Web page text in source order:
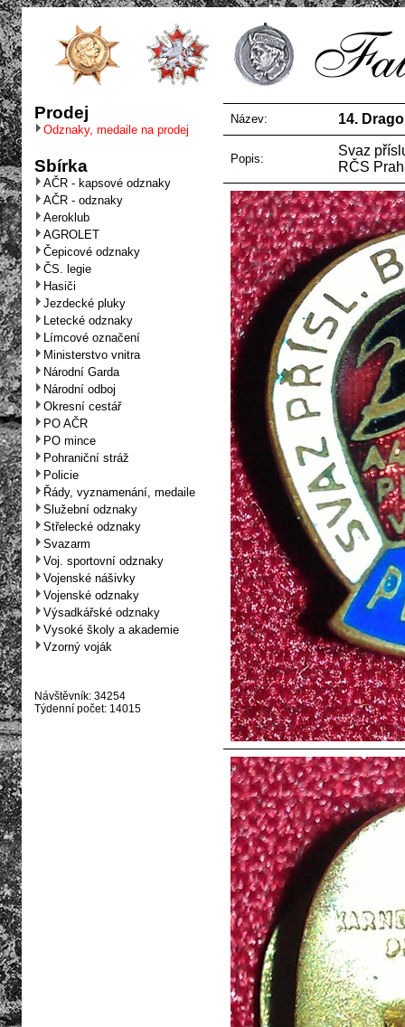
Prodej
Odznaky, medaile na prodej
Sbírka
AČR - kapsové odznaky
AČR - odznaky
Aeroklub
AGROLET
Čepicové odznaky
ČS. legie
Hasiči
Jezdecké pluky
Letecké odznaky
Límcové označení
Ministerstvo vnitra
Národní Garda
Národní odboj
Okresní cestář
PO AČR
PO mince
Pohraniční stráž
Policie
Řády, vyznamenání, medaile
Služební odznaky
Střelecké odznaky
Svazarm
Voj. sportovní odznaky
Vojenské nášivky
Vojenské odznaky
Výsadkářské odznaky
Vysoké školy a akademie
Vzorný voják
Návštěvník: 34254
Týdenní počet: 14015
Název: 14.
Popis:
Svaz
RČS